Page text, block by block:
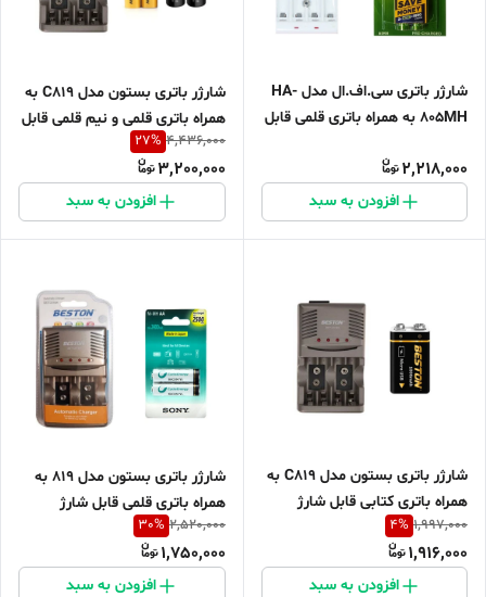
شارژر باتری سی.اف.ال مدل HA-
805MH به همراه باتری قلمی قابل
2,218,000
افزودن به سبد
شارژر باتری بستون مدل C819 به
همراه باتری قلمی و نیم قلمی قابل
شارژ بسته چهار عددی
4,436,000
27%
3,200,000
افزودن به سبد
شارژر باتری بستون مدل C819 به
همراه باتری کتابی قابل شارژ
1,997,000
4%
1,916,000
افزودن به سبد
شارژر باتری بستون مدل 819 به
همراه باتری قلمی قابل شارژ
2,520,000
30%
1,750,000
افزودن به سبد